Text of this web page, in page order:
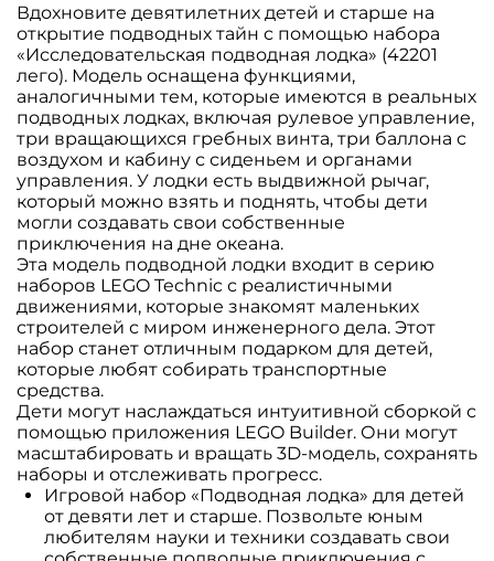
Вдохновите девятилетних детей и старше на
открытие подводных тайн с помощью набора
«Исследовательская подводная лодка» (42201
лего). Модель оснащена функциями,
аналогичными тем, которые имеются в реальных
подводных лодках, включая рулевое управление,
три вращающихся гребных винта, три баллона с
воздухом и кабину с сиденьем и органами
управления. У лодки есть выдвижной рычаг,
который можно взять и поднять, чтобы дети
могли создавать свои собственные
приключения на дне океана.
Эта модель подводной лодки входит в серию
наборов LEGO Technic с реалистичными
движениями, которые знакомят маленьких
строителей с миром инженерного дела. Этот
набор станет отличным подарком для детей,
которые любят собирать транспортные
средства.
Дети могут наслаждаться интуитивной сборкой с
помощью приложения LEGO Builder. Они могут
масштабировать и вращать 3D-модель, сохранять
наборы и отслеживать прогресс.
Игровой набор «Подводная лодка» для детей
от девяти лет и старше. Позвольте юным
любителям науки и техники создавать свои